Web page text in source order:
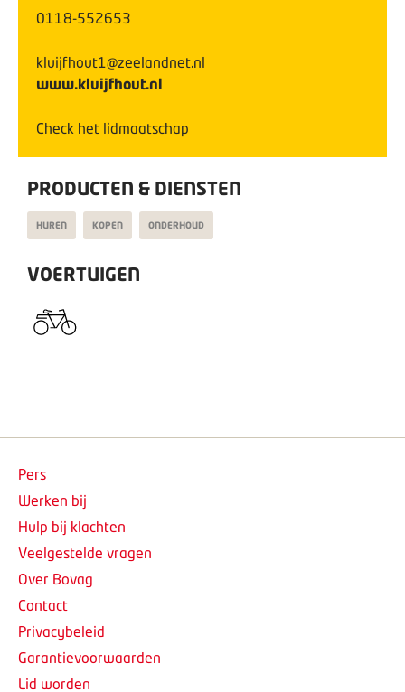
0118-552653
kluijfhout1@zeelandnet.nl
www.kluijfhout.nl
Check het lidmaatschap
PRODUCTEN & DIENSTEN
HUREN KOPEN ONDERHOUD
VOERTUIGEN
Pers
Werken bij
Hulp bij klachten
Veelgestelde vragen
Over Bovag
Contact
Privacybeleid
Garantievoorwaarden
Lid worden